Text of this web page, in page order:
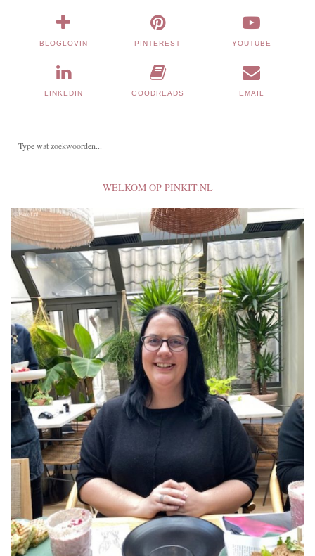
BLOGLOVIN PINTEREST YOUTUBE
LINKEDIN GOODREADS EMAIL
WELKOM OP PINKIT.NL